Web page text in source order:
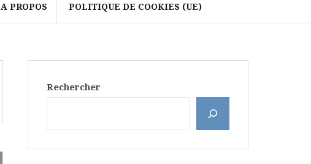
A PROPOS POLITIQUE DE COOKIES (UE)
Rechercher